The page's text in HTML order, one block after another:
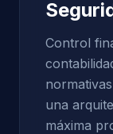
Control
una
máxima